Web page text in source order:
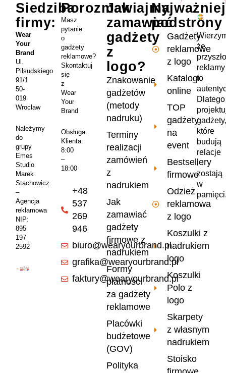
że
reklamy
to
Dlatego
gadżety,
które
budują
relacje
i
zostają
w
podstrony
Gadżety
reklamowe
z logo
Katalogi
online
TOP
gadżety
na
event
Bestsellery
firmowe
Odzież
reklamowa
z logo
Koszulki z
nadrukiem
logo
Koszulki
Polo z
logo
Skarpety
z własnym
nadrukiem
Stoisko
Jak
zamawiać
gadżety
z
logo?
Znakowanie
gadżetów
(metody
nadruku)
Terminy
realizacji
zamówień
z
nadrukiem
Jak
zamawiać
gadżety
firmowe z
nadrukiem
Formy
płatności
za gadżety
reklamowe
Placówki
budżetowe
(GOV)
Polityka
Porozmawiajmy
Masz
pytanie
o
gadżety
reklamowe?
Skontaktuj
się
z
Wear
Your
Brand
Obsługa
Klienta:
8:00
–
18:00
+48
537
269
946
biuro@wearyourbrand.pl
grafika@wearyourbrand.pl
faktury@wearyourbrand.pl
Siedziba
firmy:
Wear
Your
Brand
Ul.
Piłsudskiego
91/1
50-
019
Wrocław
Należymy
do
grupy
Emes
Studio
Marek
Stachowicz
–
Agencja
reklamowa
NIP:
895
197
2592